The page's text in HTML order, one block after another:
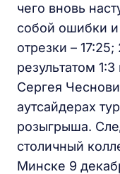
чего вновь
собой ошибки и
отрезки –
результатом
Сергея
аутсайдерах
розыгрыша.
столичный
Минске 9